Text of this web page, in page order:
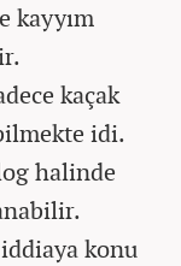
kayyım
kaçak
idi.
halinde
konu